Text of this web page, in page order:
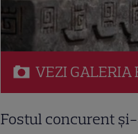
VEZI GALERIA
Fostul concurent